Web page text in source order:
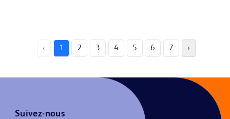
‹ 1 2 3 4 5 6 7 ›
Suivez-nous